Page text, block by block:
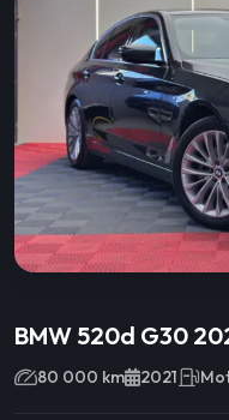
BMW 520d G30
80 000 km 2021